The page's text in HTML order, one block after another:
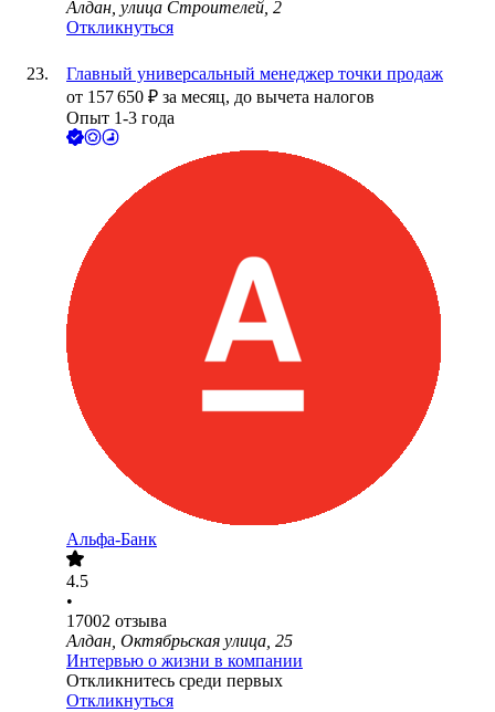
Алдан, улица Строителей, 2
Откликнуться
Главный универсальный менеджер точки продаж
от 157 650 ₽ за месяц, до вычета налогов
Опыт 1-3 года
Альфа-Банк
4.5
•
17002 отзыва
Алдан, Октябрьская улица, 25
Интервью о жизни в компании
Откликнитесь среди первых
Откликнуться